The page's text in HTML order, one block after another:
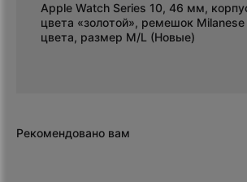
Apple Watch Series 10, 46 мм,
цвета «золотой», ремешок Milanese
цвета, размер M/L (Новые)
Рекомендовано вам